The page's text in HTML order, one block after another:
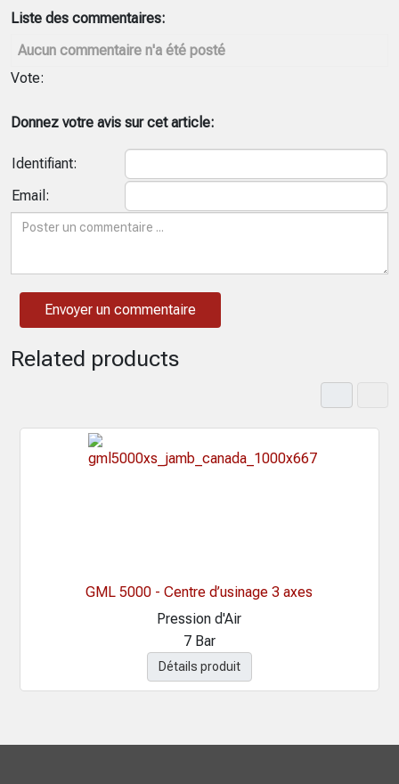
Liste des commentaires:
Aucun commentaire n'a été posté
Vote:
Donnez votre avis sur cet article:
Identifiant:
Email:
Related products
GML 5000 - Centre d’usinage 3 axes
Pression d'Air
7 Bar
Détails produit